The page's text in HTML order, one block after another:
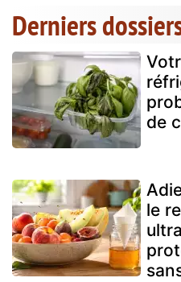
Derniers
de
le